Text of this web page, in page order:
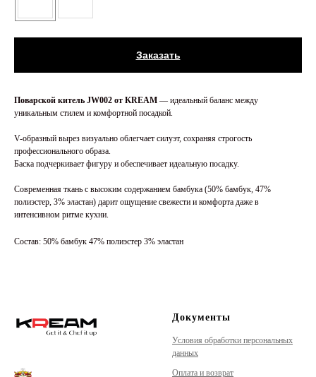
Заказать
Поварской китель JW002 от KREAM — идеальный баланс между
уникальным стилем и комфортной посадкой.
V-образный вырез визуально облегчает силуэт, сохраняя строгость
профессионального образа.
Баска подчеркивает фигуру и обеспечивает идеальную посадку.
Современная ткань с высоким содержанием бамбука (50% бамбук, 47%
полиэстер, 3% эластан) дарит ощущение свежести и комфорта даже в
интенсивном ритме кухни.
Состав: 50% бамбук 47% полиэстер 3% эластан
Документы
Условия обработки персональных
данных
Оплата и возврат